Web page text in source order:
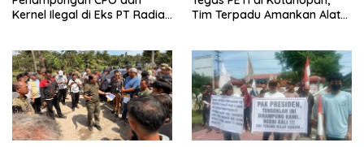
Kernel Ilegal di Eks PT Radian
Tim Terpadu Amankan Alat